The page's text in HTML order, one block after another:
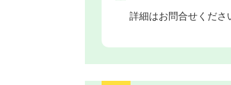
詳細はお問合せくださ